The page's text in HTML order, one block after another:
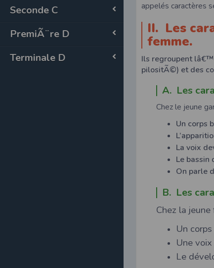
Seconde C
PremiÃ¨re D
Terminale D
appelés caractères
II. Les
femme.
Ils regroupent
pilositÃ©) et des
A. Les
Chez le jeune
Un corps
La voix
Le bassin
On parle
B. Les
Chez la
Un
Une
Le